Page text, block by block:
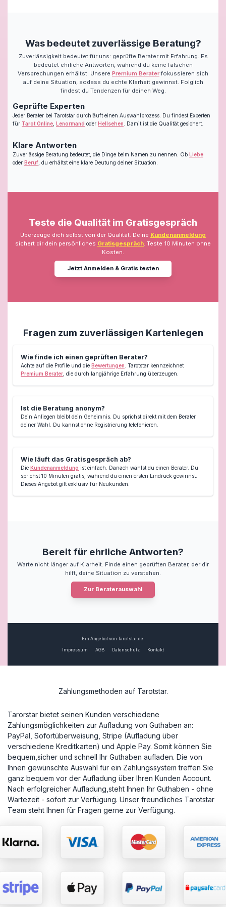
Was bedeutet zuverlässige Beratung?
Zuverlässigkeit bedeutet für uns: geprüfte Berater mit Erfahrung. Es
bedeutet ehrliche Antworten, während du keine falschen
Versprechungen erhältst. Unsere Premium Beraterfokussieren sich
auf deine Situation, sodass du echte Klarheit gewinnst. Folglich
findest du Tendenzen für deinen Weg.
Geprüfte Experten
Jeder Berater bei Tarotstar durchläuft einen Auswahlprozess. Du findest Experten
für Tarot Online Lenormand oder Hellsehen . Damit ist die Qualität gesichert.
Klare Antworten
Zuverlässige Beratung bedeutet, die Dinge beim Namen zu nennen. Ob Liebe
oder Beruf , du erhältst eine klare Deutung deiner Situation.
Teste die Qualität im Gratisgespräch
Überzeuge dich selbst von der Qualität. Deine Kundenanmeldung
sichert dir dein persönliches Gratisgespräch . Teste 10 Minuten ohne
Kosten.
Jetzt Anmelden & Gratis testen
Fragen zum zuverlässigen Kartenlegen
Wie finde ich einen geprüften Berater?
Achte auf die Profile und die Bewertungen . Tarotstar kennzeichnet
Premium Berater , die durch langjährige Erfahrung überzeugen.
Ist die Beratung anonym?
Dein Anliegen bleibt dein Geheimnis. Du sprichst direkt mit dem Berater
deiner Wahl. Du kannst ohne Registrierung telefonieren.
Wie läuft das Gratisgespräch ab?
Die Kundenanmeldung ist einfach. Danach wählst du einen Berater. Du
sprichst 10 Minuten gratis, während du einen ersten Eindruck gewinnst.
Dieses Angebot gilt exklusiv für Neukunden.
Bereit für ehrliche Antworten?
Warte nicht länger auf Klarheit. Finde einen geprüften Berater, der dir
hilft, deine Situation zu verstehen.
Zur Beraterauswahl
Ein Angebot von Tarotstar.de.
Impressum AGB Datenschutz Kontakt
Zahlungsmethoden auf Tarotstar.
Tarorstar bietet seinen Kunden verschiedene
Zahlungsmöglichkeiten zur Aufladung von Guthaben an:
PayPal, Sofortüberweisung, Stripe (Aufladung über
verschiedene Kreditkarten) und Apple Pay. Somit können Sie
bequem,sicher und schnell Ihr Guthaben aufladen. Die von
Ihnen gewünschte Auswahl für ein Zahlungssystem treffen Sie
ganz bequem vor der Aufladung über Ihren Kunden Account.
Nach erfolgreicher Aufladung,steht Ihnen Ihr Guthaben - ohne
Wartezeit - sofort zur Verfügung. Unser freundliches Tarotstar
Team steht Ihnen für Fragen gerne zur Verfügung.